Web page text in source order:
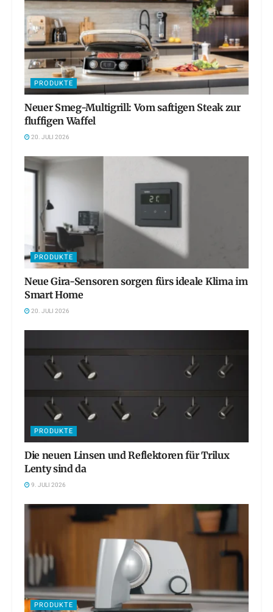
PRODUKTE
Neuer Smeg-Multigrill: Vom saftigen Steak zur
fluffigen Waffel
20. JULI 2026
PRODUKTE
Neue Gira-Sensoren sorgen fürs ideale Klima im
Smart Home
20. JULI 2026
PRODUKTE
Die neuen Linsen und Reflektoren für Trilux
Lenty sind da
9. JULI 2026
PRODUKTE